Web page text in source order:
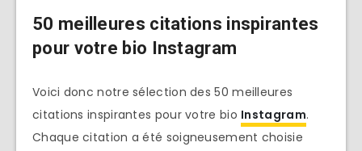
50 meilleures citations inspirantes
pour votre bio Instagram
Voici donc notre sélection des 50 meilleures
citations inspirantes pour votre bio Instagram.
Chaque citation a été soigneusement choisie